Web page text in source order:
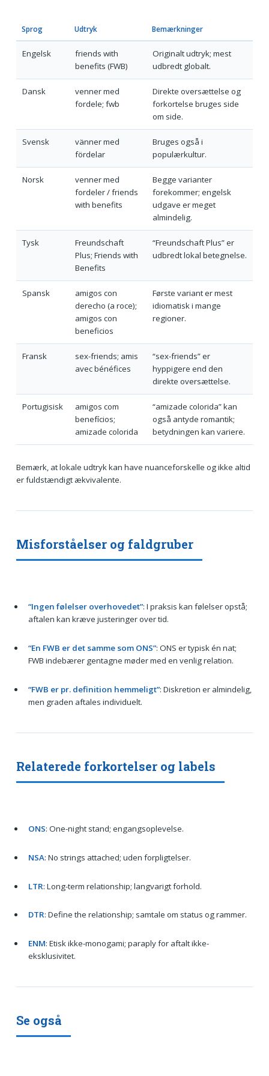
Sprog Udtryk Bemærkninger
Engelsk
friends with
benefits (FWB)
Originalt udtryk; mest
udbredt globalt.
Dansk
venner med
fordele; fwb
Direkte oversættelse og
forkortelse bruges side
om side.
Svensk
vänner med
fördelar
Bruges også i
populærkultur.
Norsk
venner med
fordeler / friends
with benefits
Begge varianter
forekommer; engelsk
udgave er meget
almindelig.
Tysk
Freundschaft
Plus; Friends with
Benefits
“Freundschaft Plus” er
udbredt lokal betegnelse.
Spansk
amigos con
derecho (a roce);
amigos con
beneficios
Første variant er mest
idiomatisk i mange
regioner.
Fransk
sex-friends; amis
avec bénéfices
“sex-friends” er
hyppigere end den
direkte oversættelse.
Portugisisk
amigos com
benefícios;
amizade colorida
“amizade colorida” kan
også antyde romantik;
betydningen kan variere.
Bemærk, at lokale udtryk kan have nuanceforskelle og ikke altid
er fuldstændigt ækvivalente.
Misforståelser og faldgruber
“Ingen følelser overhovedet”: I praksis kan følelser opstå;
aftalen kan kræve justeringer over tid.
“En FWB er det samme som ONS”: ONS er typisk én nat;
FWB indebærer gentagne møder med en venlig relation.
“FWB er pr. definition hemmeligt”: Diskretion er almindelig,
men graden aftales individuelt.
Relaterede forkortelser og labels
ONS: One-night stand; engangsoplevelse.
NSA: No strings attached; uden forpligtelser.
LTR: Long-term relationship; langvarigt forhold.
DTR: Define the relationship; samtale om status og rammer.
ENM: Etisk ikke-monogami; paraply for aftalt ikke-
eksklusivitet.
Se også